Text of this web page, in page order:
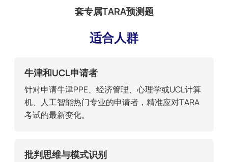
套专属TARA预测题
适合人群
牛津和UCL申请者
针对申请牛津PPE、经济管理、心理学或UCL计算
机、人工智能热门专业的申请者，精准应对TARA
考试的最新变化。
批判思维与模式识别